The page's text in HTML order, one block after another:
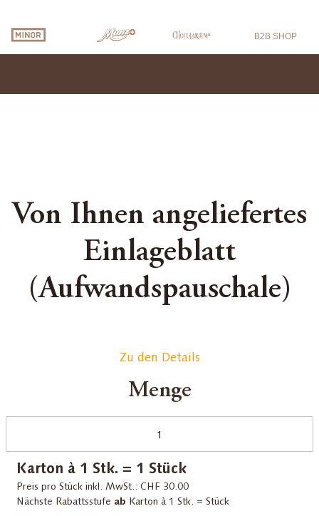
B2B SHOP
Von Ihnen angeliefertes
Einlageblatt
(Aufwandspauschale)
Zu den Details
Menge
Karton à 1 Stk. = 1 Stück
Preis pro Stück inkl. MwSt.: CHF 30.00
Nächste Rabattsstufe ab Karton à 1 Stk. = Stück